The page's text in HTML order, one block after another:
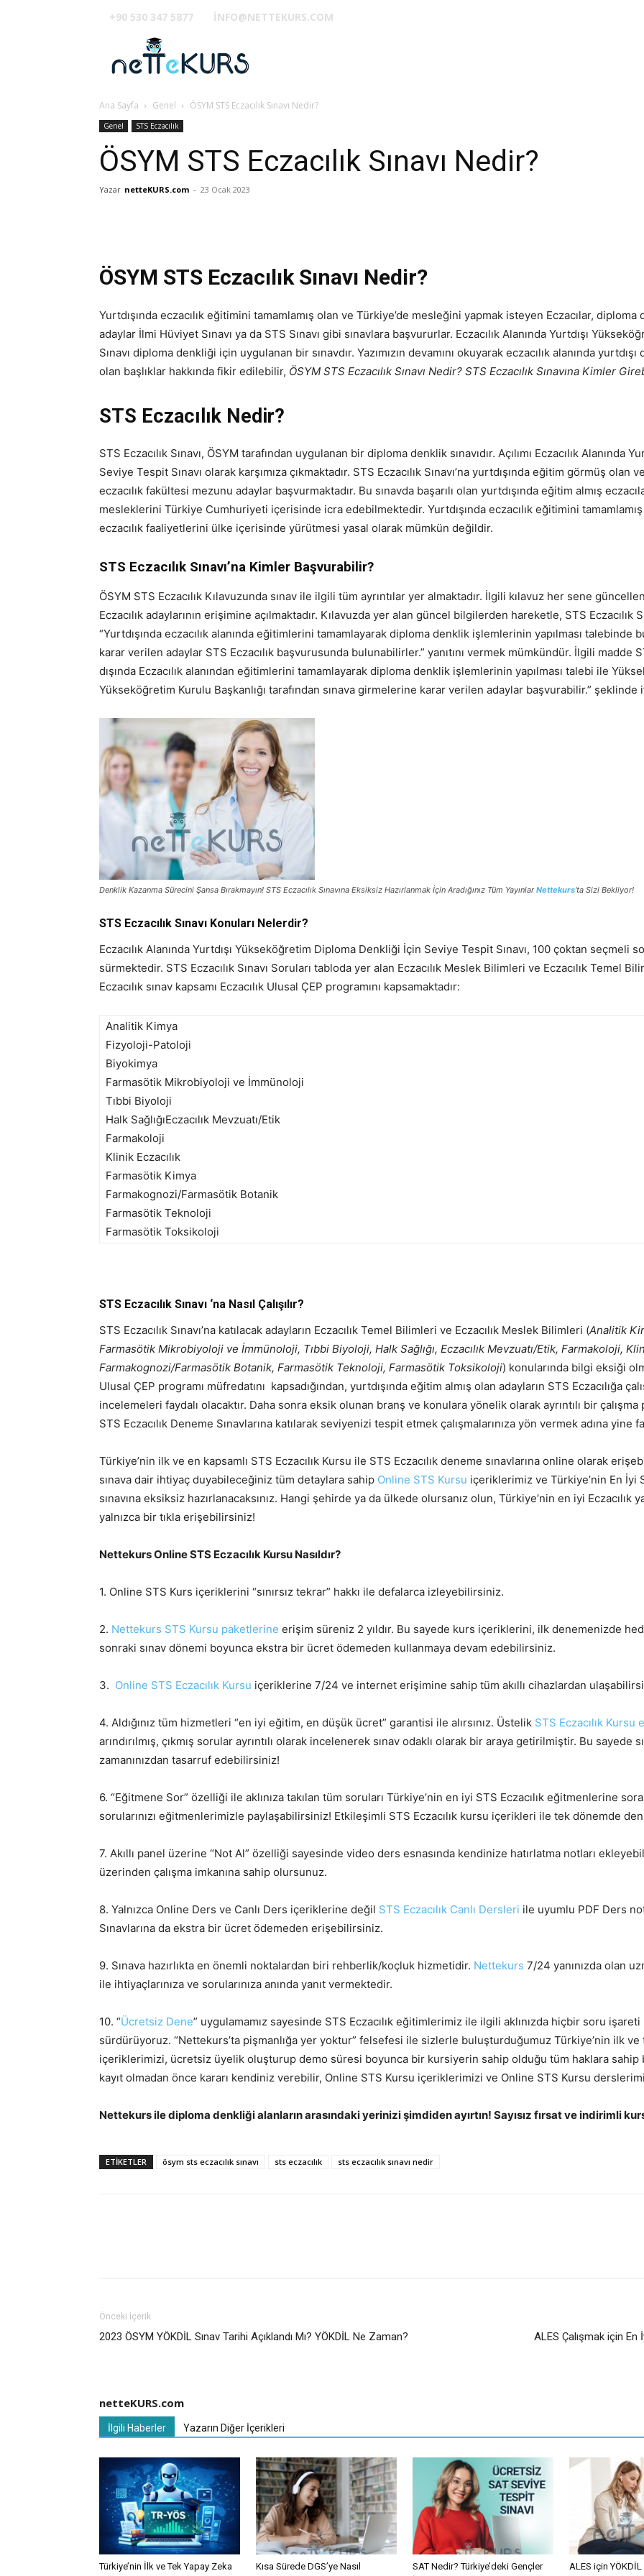
+90 530 347 5877 INFO@NETTEKURS.COM
Ana Sayfa Genel ÖSYM STS Eczacılık Sınavı Nedir?
Genel STS Eczacılık
ÖSYM STS Eczacılık Sınavı Nedir?
Yazar netteKURS.com - 23 Ocak 2023
ÖSYM STS Eczacılık Sınavı Nedir?
Yurtdışında eczacılık eğitimini tamamlamış olan ve Türkiye’de mesleğini yapmak isteyen Eczacılar,
adaylar İlmi Hüviyet Sınavı ya da STS Sınavı gibi sınavlara başvururlar. Eczacılık Alanında Yurtdışı
Sınavı diploma denkliği için uygulanan bir sınavdır. Yazımızın devamını okuyarak eczacılık alanında
olan başlıklar hakkında fikir edilebilir, ÖSYM STS Eczacılık Sınavı Nedir? STS Eczacılık Sınavına Kimler
STS Eczacılık Nedir?
STS Eczacılık Sınavı, ÖSYM tarafından uygulanan bir diploma denklik sınavıdır. Açılımı Eczacılık
Seviye Tespit Sınavı olarak karşımıza çıkmaktadır. STS Eczacılık Sınavı’na yurtdışında eğitim görmüş
eczacılık fakültesi mezunu adaylar başvurmaktadır. Bu sınavda başarılı olan yurtdışında eğitim almış
mesleklerini Türkiye Cumhuriyeti içerisinde icra edebilmektedir. Yurtdışında eczacılık eğitimini
eczacılık faaliyetlerini ülke içerisinde yürütmesi yasal olarak mümkün değildir.
STS Eczacılık Sınavı’na Kimler Başvurabilir?
ÖSYM STS Eczacılık Kılavuzunda sınav ile ilgili tüm ayrıntılar yer almaktadır. İlgili kılavuz her sene
Eczacılık adaylarının erişimine açılmaktadır. Kılavuzda yer alan güncel bilgilerden hareketle, STS Eczacılık
“Yurtdışında eczacılık alanında eğitimlerini tamamlayarak diploma denklik işlemlerinin yapılması talebinde
karar verilen adaylar STS Eczacılık başvurusunda bulunabilirler.” yanıtını vermek mümkündür. İlgili madde
dışında Eczacılık alanından eğitimlerini tamamlayarak diploma denklik işlemlerinin yapılması talebi ile
Yükseköğretim Kurulu Başkanlığı tarafından sınava girmelerine karar verilen adaylar başvurabilir.” şeklinde
Denklik Kazanma Sürecini Şansa Bırakmayın! STS Eczacılık Sınavına Eksiksiz Hazırlanmak İçin Aradığınız Tüm YayınlarNettekurs‘ta Sizi Bekliyor!
STS Eczacılık Sınavı Konuları Nelerdir?
Eczacılık Alanında Yurtdışı Yükseköğretim Diploma Denkliği İçin Seviye Tespit Sınavı, 100 çoktan seçmeli
sürmektedir. STS Eczacılık Sınavı Soruları tabloda yer alan Eczacılık Meslek Bilimleri ve Eczacılık Temel
Eczacılık sınav kapsamı Eczacılık Ulusal ÇEP programını kapsamaktadır:
Analitik Kimya
Fizyoloji-Patoloji
Biyokimya
Farmasötik Mikrobiyoloji ve İmmünoloji
Tıbbi Biyoloji
Halk SağlığıEczacılık Mevzuatı/Etik
Farmakoloji
Klinik Eczacılık
Farmasötik Kimya
Farmakognozi/Farmasötik Botanik
Farmasötik Teknoloji
Farmasötik Toksikoloji
STS Eczacılık Sınavı ‘na Nasıl Çalışılır?
STS Eczacılık Sınavı’na katılacak adayların Eczacılık Temel Bilimleri ve Eczacılık Meslek Bilimleri (Analitik
Farmasötik Mikrobiyoloji ve İmmünoloji, Tıbbi Biyoloji, Halk Sağlığı, Eczacılık Mevzuatı/Etik, Farmakoloji,
Farmakognozi/Farmasötik Botanik, Farmasötik Teknoloji, Farmasötik Toksikoloji) konularında bilgi eksiği
Ulusal ÇEP programı müfredatını kapsadığından, yurtdışında eğitim almış olan adayların STS Eczacılığa
incelemeleri faydalı olacaktır. Daha sonra eksik olunan branş ve konulara yönelik olarak ayrıntılı bir çalışma
STS Eczacılık Deneme Sınavlarına katılarak seviyenizi tespit etmek çalışmalarınıza yön vermek adına yine
Türkiye’nin ilk ve en kapsamlı STS Eczacılık Kursu ile STS Eczacılık deneme sınavlarına online olarak
sınava dair ihtiyaç duyabileceğiniz tüm detaylara sahip Online STS Kursu içeriklerimiz ve Türkiye’nin En İyi
sınavına eksiksiz hazırlanacaksınız. Hangi şehirde ya da ülkede olursanız olun, Türkiye’nin en iyi
yalnızca bir tıkla erişebilirsiniz!
Nettekurs Online STS Eczacılık Kursu Nasıldır?
1. Online STS Kurs içeriklerini “sınırsız tekrar” hakkı ile defalarca izleyebilirsiniz.
2. Nettekurs STS Kursu paketlerine erişim süreniz 2 yıldır. Bu sayede kurs içeriklerini, ilk denemenizde
sonraki sınav dönemi boyunca ekstra bir ücret ödemeden kullanmaya devam edebilirsiniz.
3. Online STS Eczacılık Kursu içeriklerine 7/24 ve internet erişimine sahip tüm akıllı cihazlardan
4. Aldığınız tüm hizmetleri “en iyi eğitim, en düşük ücret” garantisi ile alırsınız. Üstelik STS Eczacılık
arındırılmış, çıkmış sorular ayrıntılı olarak incelenerek sınav odaklı olarak bir araya getirilmiştir. Bu sayede
zamanınızdan tasarruf edebilirsiniz!
6. “Eğitmene Sor” özelliği ile aklınıza takılan tüm soruları Türkiye’nin en iyi STS Eczacılık eğitmenlerine
sorularınızı eğitmenlerimizle paylaşabilirsiniz! Etkileşimli STS Eczacılık kursu içerikleri ile tek dönemde
7. Akıllı panel üzerine “Not Al” özelliği sayesinde video ders esnasında kendinize hatırlatma notları
üzerinden çalışma imkanına sahip olursunuz.
8. Yalnızca Online Ders ve Canlı Ders içeriklerine değil STS Eczacılık Canlı Dersleri ile uyumlu PDF Ders
Sınavlarına da ekstra bir ücret ödemeden erişebilirsiniz.
9. Sınava hazırlıkta en önemli noktalardan biri rehberlik/koçluk hizmetidir. Nettekurs 7/24 yanınızda olan
ile ihtiyaçlarınıza ve sorularınıza anında yanıt vermektedir.
10. “Ücretsiz Dene” uygulamamız sayesinde STS Eczacılık eğitimlerimiz ile ilgili aklınızda hiçbir soru işareti
sürdürüyoruz. “Nettekurs’ta pişmanlığa yer yoktur” felsefesi ile sizlerle buluşturduğumuz Türkiye’nin ilk ve
içeriklerimizi, ücretsiz üyelik oluşturup demo süresi boyunca bir kursiyerin sahip olduğu tüm haklara
kayıt olmadan önce kararı kendiniz verebilir, Online STS Kursu içeriklerimizi ve Online STS Kursu
Nettekurs ile diploma denkliği alanların arasındaki yerinizi şimdiden ayırtın! Sayısız fırsat ve indirimli
ETIKETLER ösym sts eczacılık sınavı sts eczacılık sts eczacılık sınavı nedir
Önceki İçerik
2023 ÖSYM YÖKDİL Sınav Tarihi Açıklandı Mı? YÖKDİL Ne Zaman?
ALES Çalışmak için En
netteKURS.com
İlgili Haberler Yazarın Diğer İçerikleri
Türkiye’nin İlk ve Tek Yapay Zeka
Kısa Sürede DGS’ye Nasıl
SAT Nedir? Türkiye’deki Gençler
ALES için YÖKDİL